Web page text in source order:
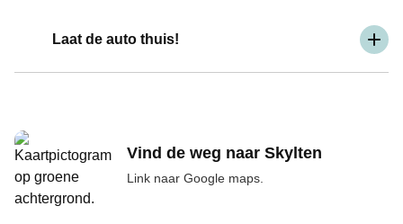
Laat de auto thuis!
Vind de weg naar Skylten
Link naar Google maps.